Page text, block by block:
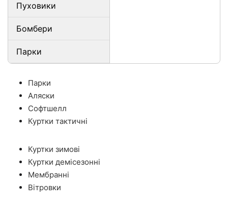
Пуховики
Бомбери
Парки
Парки
Аляски
Софтшелл
Куртки тактичні
Куртки зимові
Куртки демісезонні
Мембранні
Вітровки